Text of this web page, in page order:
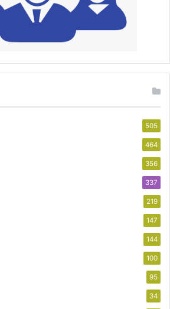
505
464
356
337
219
147
144
100
95
34